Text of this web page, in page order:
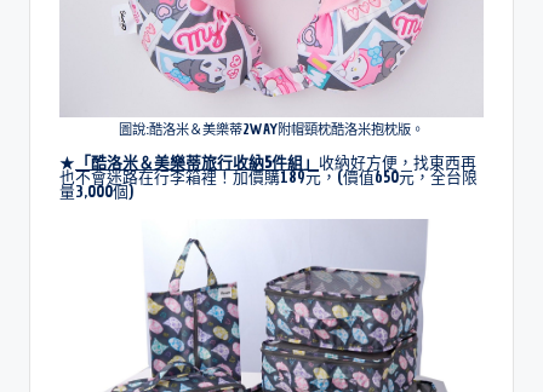
圖說:酷洛米＆美樂蒂2WAY附帽頸枕酷洛米抱枕版。
★ 「酷洛米＆美樂蒂旅行收納5件組 」 收納好方便，找東西再
也不會迷路在行李箱裡！加價購189元，(價值650元，全台限
量3,000個)